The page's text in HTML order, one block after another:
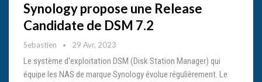
Synology propose une Release
Candidate de DSM 7.2
Sebastien 29 Avr, 2023
Le système d'exploitation DSM (Disk Station Manager) qui
équipe les NAS de marque Synology évolue régulièrement. Le